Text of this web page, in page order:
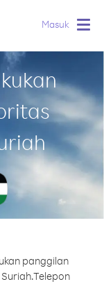
Masuk
panggilan
Telepon